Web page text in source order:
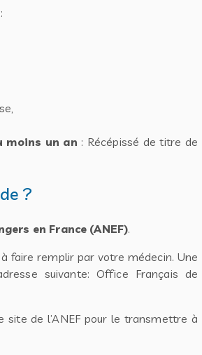
moins un an : Récépissé de titre de
?
en France (ANEF).
faire remplir par votre médecin. Une
suivante: Office Français de
de l’ANEF pour le transmettre à